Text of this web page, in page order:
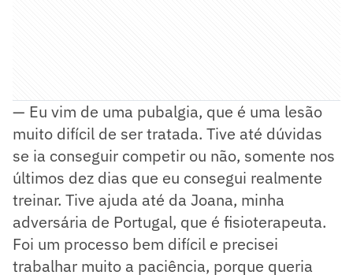
— Eu vim de uma pubalgia, que é uma lesão
muito difícil de ser tratada. Tive até dúvidas
se ia conseguir competir ou não, somente nos
últimos dez dias que eu consegui realmente
treinar. Tive ajuda até da Joana, minha
adversária de Portugal, que é fisioterapeuta.
Foi um processo bem difícil e precisei
trabalhar muito a paciência, porque queria